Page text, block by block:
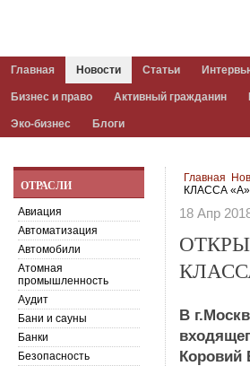
Главная Новости Статьи
Бизнес и право Активный гражданин
Эко-бизнес Блоги
Главная
КЛАССА «А»
18 Апр
В
Коровий
ОТРАСЛИ
Авиация
Автоматизация
Автомобили
Атомная
промышленность
Аудит
Бани и сауны
Банки
Безопасность